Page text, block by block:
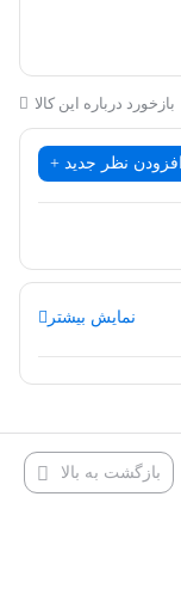
بازخورد درباره این کالا
افزودن نظر جدید +
نمایش بیشتر
بازگشت به بالا